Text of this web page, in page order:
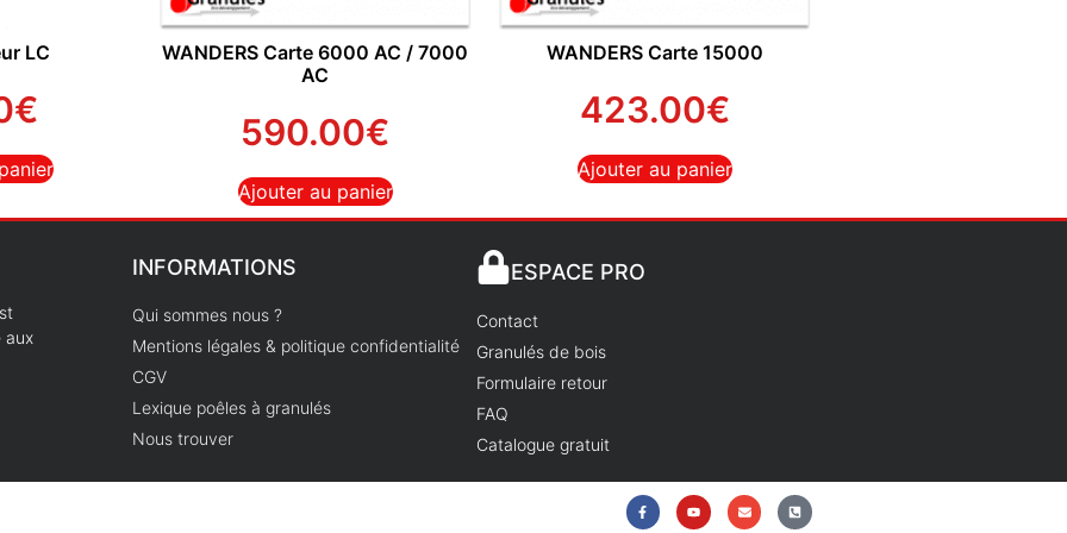
LC
€
WANDERS Carte 6000 AC / 7000
AC
590.00€
Ajouter au panier
WANDERS Carte 15000
423.00€
Ajouter au panier
aux
INFORMATIONS
Qui sommes nous ?
Mentions légales & politique confidentialité
CGV
Lexique poêles à granulés
Nous trouver
ESPACE PRO
Contact
Granulés de bois
Formulaire retour
FAQ
Catalogue gratuit